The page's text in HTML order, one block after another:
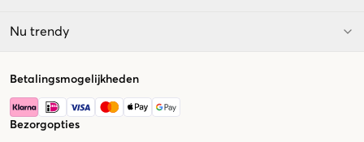
Nu trendy
Betalingsmogelijkheden
Bezorgopties